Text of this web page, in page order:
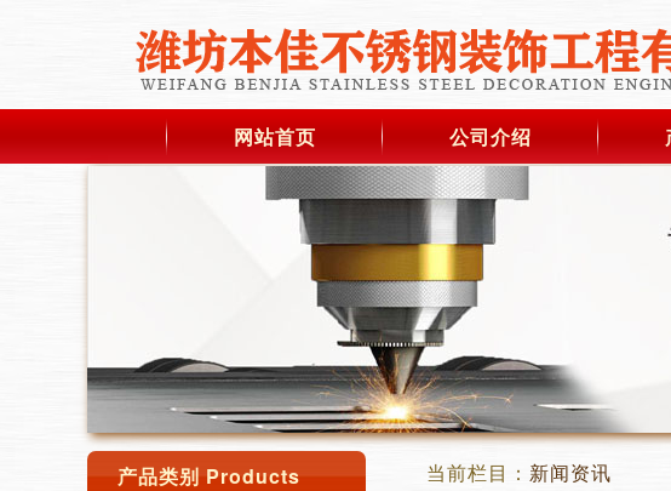
网站首页 公司介绍
产品类别 Products 当前栏目： 新闻资讯